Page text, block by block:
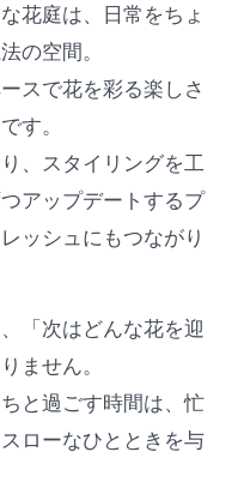
花庭は、日常をちょ
の空間。
スで花を彩る楽しさ
す。
、スタイリングを工
アップデートするプ
ッシュにもつながり
「次はどんな花を迎
ません。
と過ごす時間は、忙
ローなひとときを与